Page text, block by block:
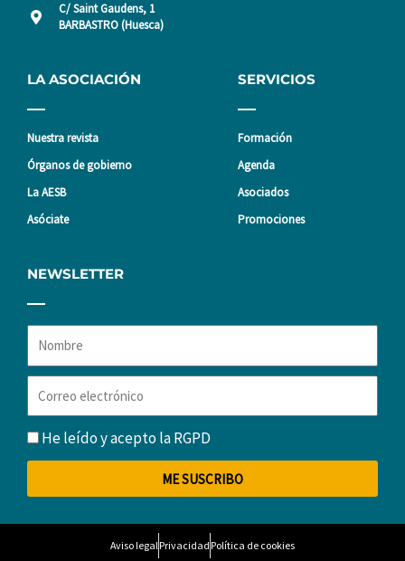
C/ Saint Gaudens, 1
BARBASTRO (Huesca)
LA ASOCIACIÓN
Nuestra revista
Órganos de gobierno
La AESB
Asóciate
SERVICIOS
Formación
Agenda
Asociados
Promociones
NEWSLETTER
Nombre
Correo
electrónico
RGPDHe leído y acepto laRGPD
ME SUSCRIBO
Aviso legalPrivacidadPolítica de cookies